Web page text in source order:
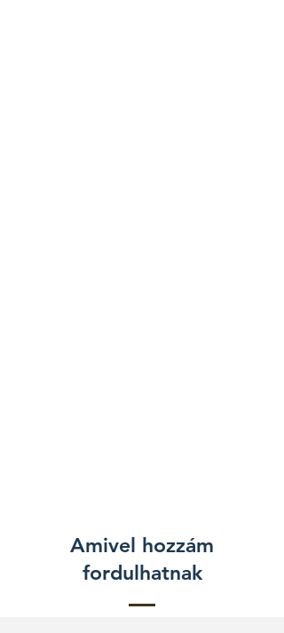
Amivel hozzám
fordulhatnak